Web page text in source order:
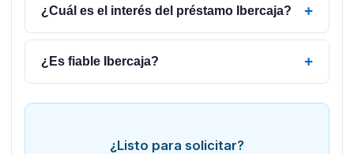
¿Cuál es el interés del préstamo Ibercaja? +
¿Es fiable Ibercaja? +
¿Listo para solicitar?